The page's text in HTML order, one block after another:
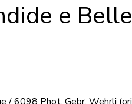
e